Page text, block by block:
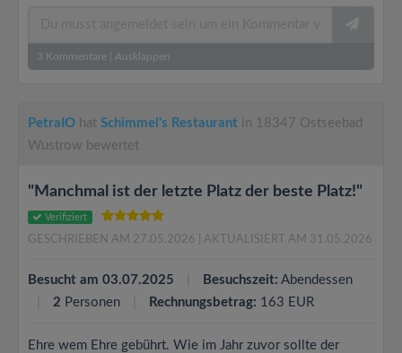
3 Kommentare Ausklappen
PetraIO hat Schimmel's Restaurant in 18347 Ostseebad
Wustrow bewertet
"Manchmal ist der letzte Platz der beste Platz!"
Verifiziert
GESCHRIEBEN AM 27.05.2026 | AKTUALISIERT AM 31.05.2026
Besucht am 03.07.2025 Besuchszeit: Abendessen
2 Personen Rechnungsbetrag: 163 EUR
Ehre wem Ehre gebührt. Wie im Jahr zuvor sollte der